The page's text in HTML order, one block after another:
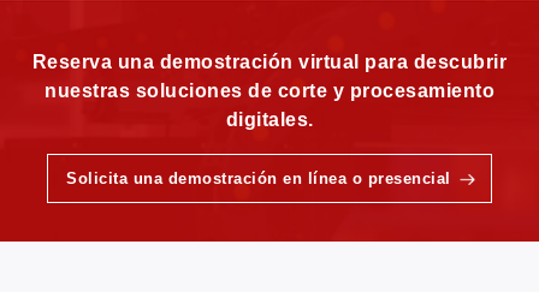
Reserva una demostración virtual para descubrir
nuestras soluciones de corte y procesamiento
digitales.
Solicita una demostración en línea o presencial